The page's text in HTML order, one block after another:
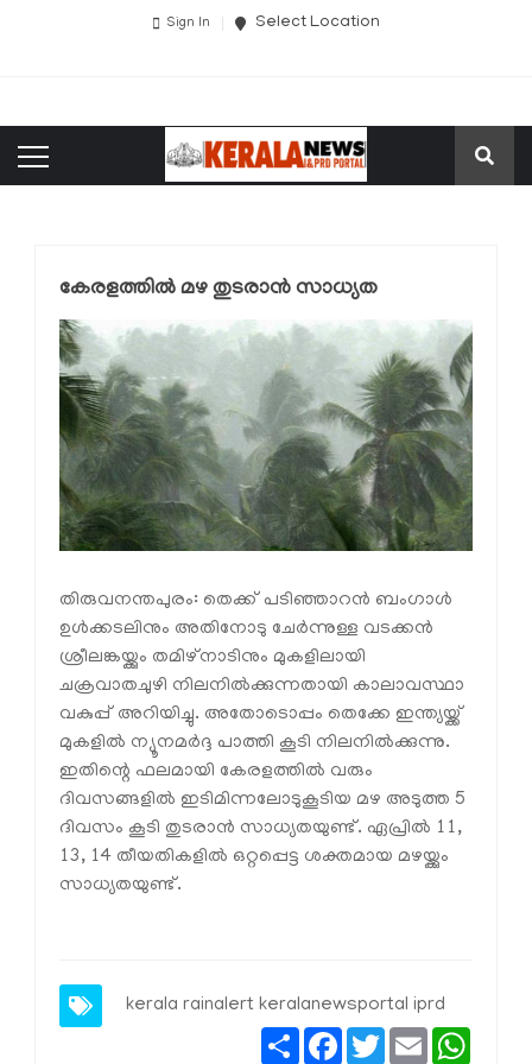
Sign In Select Location
കേരളത്തിൽ മഴ തുടരാൻ സാധ്യത
തിരുവനന്തപുരം: തെക്ക് പടിഞ്ഞാറൻ ബംഗാൾ
ഉൾക്കടലിനും അതിനോടു ചേർന്നുള്ള വടക്കൻ
ശ്രീലങ്കയ്ക്കും തമിഴ്നാടിനും മുകളിലായി
ചക്രവാതചുഴി നിലനിൽക്കുന്നതായി കാലാവസ്ഥാ
വകുപ്പ് അറിയിച്ചു. അതോടൊപ്പം തെക്കേ ഇന്ത്യയ്ക്ക്
മുകളിൽ ന്യൂനമർദ്ദ പാത്തി കൂടി നിലനിൽക്കുന്നു.
ഇതിന്റെ ഫലമായി കേരളത്തിൽ വരും
ദിവസങ്ങളിൽ ഇടിമിന്നലോടുകൂടിയ മഴ അടുത്ത 5
ദിവസം കൂടി തുടരാൻ സാധ്യതയുണ്ട്. ഏപ്രിൽ 11,
13, 14 തീയതികളിൽ ഒറ്റപ്പെട്ട ശക്തമായ മഴയ്ക്കും
സാധ്യതയുണ്ട്.
kerala rainalert keralanewsportal iprd
ShareFacebook
TwitterEmail